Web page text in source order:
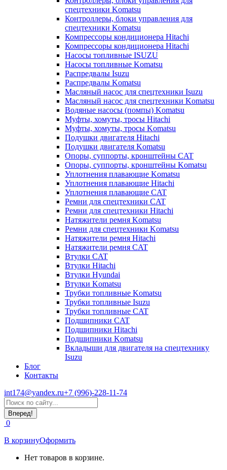
спецтехники Komatsu
Контроллеры, блоки управления для
спецтехники Komatsu
Компрессоры кондиционера Hitachi
Компрессоры кондиционера Hitachi
Насосы топливные ISUZU
Насосы топливные Komatsu
Распредвалы Isuzu
Распредвалы Komatsu
Масляный насос для спецтехники Isuzu
Масляный насос для спецтехники Komatsu
Водяные насосы (помпы) Komatsu
Муфты, хомуты, тросы Hitachi
Муфты, хомуты, тросы Komatsu
Подушки двигателя Hitachi
Подушки двигателя Komatsu
Опоры, суппорты, кронштейны CAT
Опоры, суппорты, кронштейны Komatsu
Уплотнения плавающие Komatsu
Уплотнения плавающие Hitachi
Уплотнения плавающие CAT
Ремни для спецтехники CAT
Ремни для спецтехники Hitachi
Натяжители ремня Komatsu
Ремни для спецтехники Komatsu
Натяжители ремня Hitachi
Натяжители ремня CAT
Втулки CAT
Втулки Hitachi
Втулки Hyundai
Втулки Komatsu
Трубки топливные Komatsu
Трубки топливные Isuzu
Трубки топливные CAT
Подшипники CAT
Подшипники Hitachi
Подшипники Komatsu
Вкладыши для двигателя на спецтехнику
Isuzu
Блог
Контакты
int174@yandex.ru+7 (996)-228-11-74
Страница
WhatsApp
открывается
в
новом
окне
Поиск:
0
В корзинуОформить
Нет товаров в корзине.